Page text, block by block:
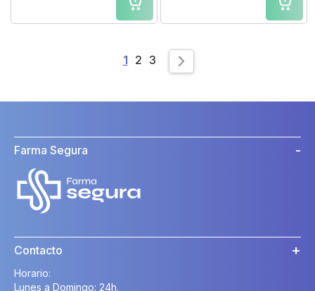
Page
You're currently reading page
1 Page
2 Page
3
Farma Segura
Contacto
Horario:
Lunes a Domingo: 24h.